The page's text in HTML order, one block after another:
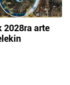
2028ra arte